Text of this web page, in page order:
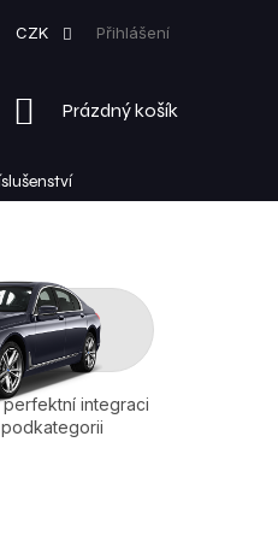
CZK Přihlášení
NÁKUPNÍ
Prázdný košík
integraci